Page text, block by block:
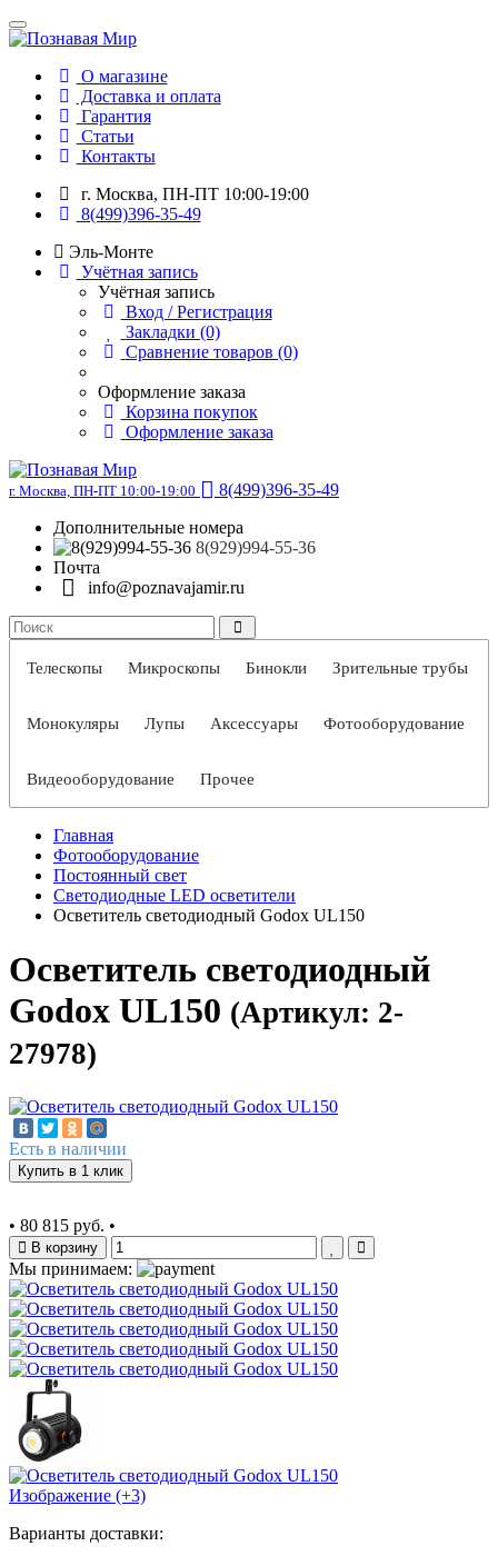
О магазине
Доставка и оплата
Гарантия
Статьи
Контакты
г. Москва, ПН-ПТ 10:00-19:00
8(499)396-35-49
Эль-Монте
Учётная запись
Учётная запись
Вход / Регистрация
Закладки (0)
Сравнение товаров (0)
Оформление заказа
Корзина покупок
Оформление заказа
г. Москва, ПН-ПТ 10:00-19:00
8(499)396-35-49
Дополнительные номера
8(929)994-55-36
Почта
info@poznavajamir.ru
Телескопы Микроскопы Бинокли Зрительные трубы
Монокуляры Лупы Аксессуары Фотооборудование
Видеооборудование Прочее
Главная
Фотооборудование
Постоянный свет
Светодиодные LED осветители
Осветитель светодиодный Godox UL150
Осветитель светодиодный
Godox UL150 (Артикул: 2-
27978)
Есть в наличии
Купить в 1 клик
• 80 815 руб. •
В корзину
Мы принимаем:
Изображение (+3)
Варианты доставки: